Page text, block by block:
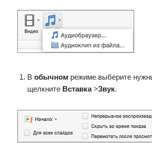
В обычном режиме выберите
щелкните Вставка>Звук.